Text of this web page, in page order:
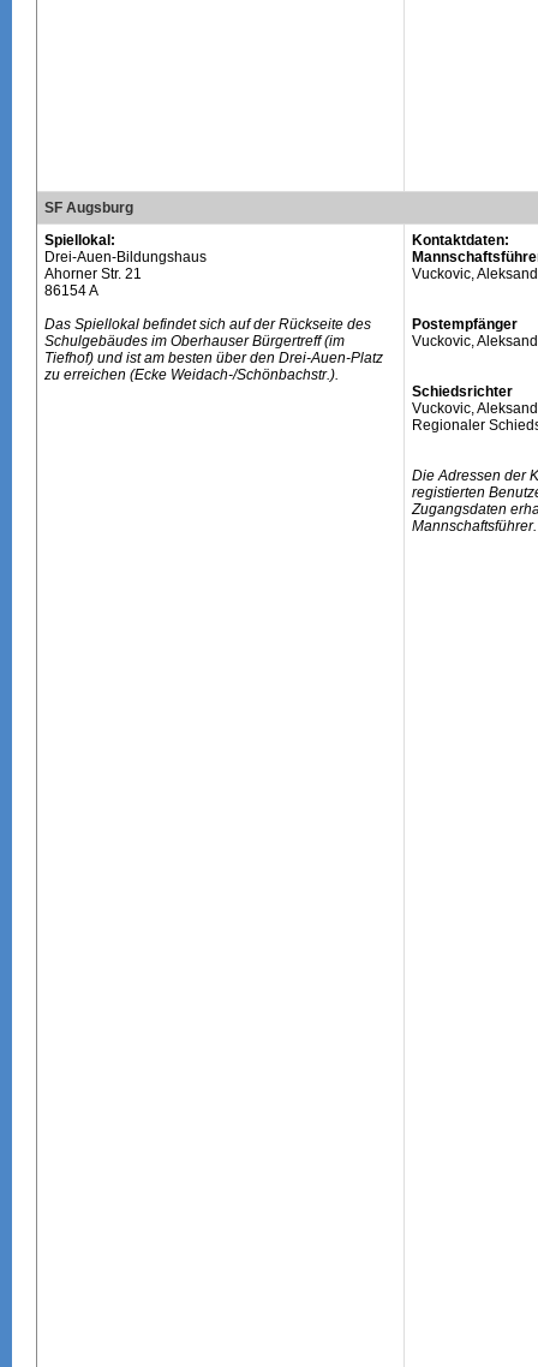
SF Augsburg
Spiellokal:
Drei-Auen-Bildungshaus
Ahorner Str. 21
86154 A
Das Spiellokal befindet sich auf der Rückseite des
Schulgebäudes im Oberhauser Bürgertreff (im
Tiefhof) und ist am besten über den Drei-Auen-Platz
zu erreichen (Ecke Weidach-/Schönbachstr.).
Kontaktdaten:
Vuckovic,
Postempfänger
Vuckovic,
Schiedsrichter
Vuckovic,
Regionaler
Die Adressen der
registierten
Zugangsdaten
Mannschaftsführer.